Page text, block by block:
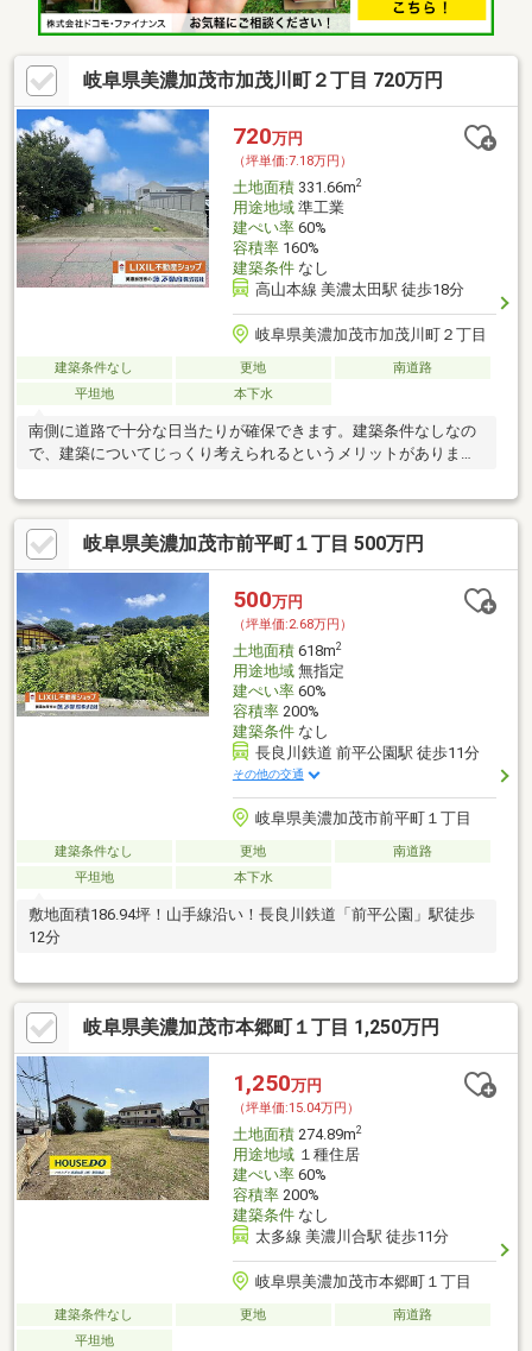
岐阜県美濃加茂市加茂川町２丁目 720万円
720万円
（坪単価:7.18万円）
土地面積331.66m2
用途地域準工業
建ぺい率60%
容積率160%
建築条件なし
高山本線 美濃太田駅 徒歩18分
岐阜県美濃加茂市加茂川町２丁目
建築条件なし 更地
南道路
平坦地
本下水
南側に道路で十分な日当たりが確保できます。建築条件なしなの
で、建築についてじっくり考えられるというメリットがありま
岐阜県美濃加茂市前平町１丁目 500万円
500万円
（坪単価:2.68万円）
土地面積618m2
用途地域無指定
建ぺい率60%
容積率200%
建築条件なし
長良川鉄道 前平公園駅 徒歩11分
その他の交通
岐阜県美濃加茂市前平町１丁目
建築条件なし 更地
南道路
平坦地
本下水
敷地面積186.94坪！山手線沿い！長良川鉄道「前平公園」駅徒歩
12分
岐阜県美濃加茂市本郷町１丁目 1,250万円
1,250万円
（坪単価:15.04万円）
土地面積274.89m2
用途地域１種住居
建ぺい率60%
容積率200%
建築条件なし
太多線 美濃川合駅 徒歩11分
岐阜県美濃加茂市本郷町１丁目
建築条件なし 更地
南道路
平坦地